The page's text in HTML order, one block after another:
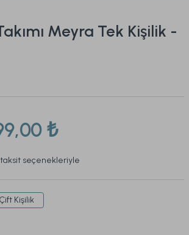
Meyra Tek Kişilik -
₺
seçenekleriyle
Çift Kişilik